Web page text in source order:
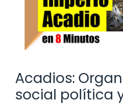
Acadios:
social política